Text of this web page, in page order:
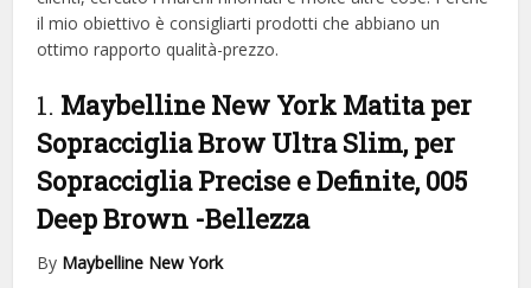
il mio obiettivo è consigliarti prodotti che abbiano un
ottimo rapporto qualità-prezzo.
1. Maybelline New York Matita per
Sopracciglia Brow Ultra Slim, per
Sopracciglia Precise e Definite, 005
Deep Brown -Bellezza
By Maybelline New York